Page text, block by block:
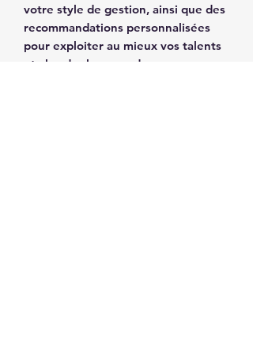
votre style de gestion, ainsi que des
recommandations personnalisées
pour exploiter au mieux vos talents
et aborder les axes de